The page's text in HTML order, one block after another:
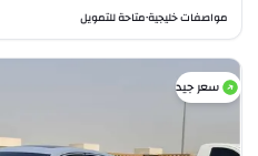
مواصفات خليجية•متاحة للتمويل
سعر جيد